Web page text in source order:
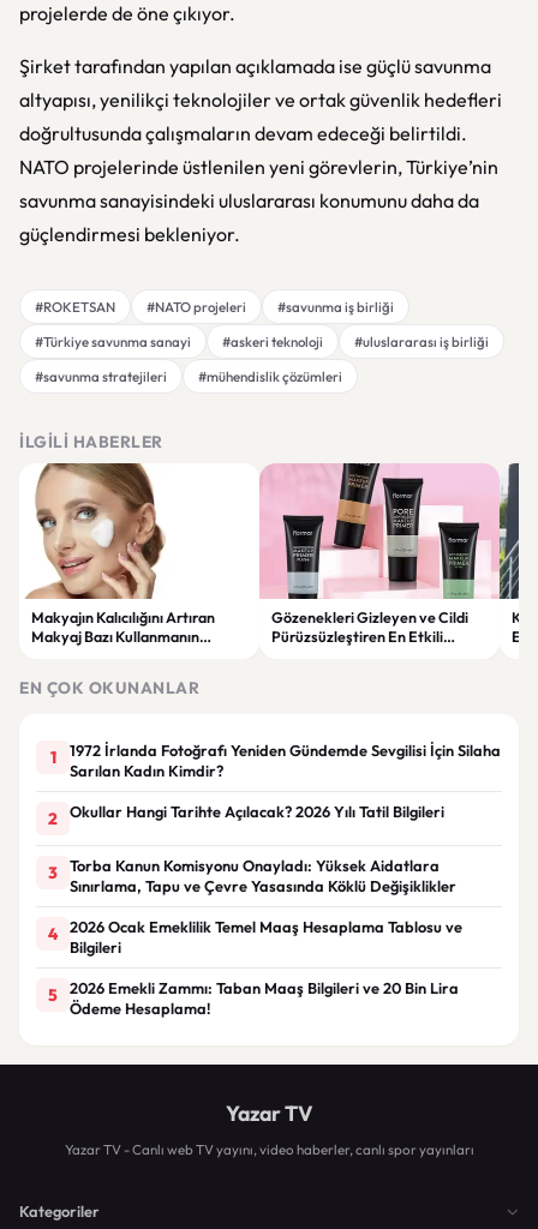
projelerde de öne çıkıyor.
Şirket tarafından yapılan açıklamada ise güçlü savunma
altyapısı, yenilikçi teknolojiler ve ortak güvenlik hedefleri
doğrultusunda çalışmaların devam edeceği belirtildi.
NATO projelerinde üstlenilen yeni görevlerin, Türkiye’nin
savunma sanayisindeki uluslararası konumunu daha da
güçlendirmesi bekleniyor.
#ROKETSAN #NATO projeleri
#savunma iş birliği
#Türkiye savunma sanayi
#askeri teknoloji
#uluslararası iş birliği
#savunma stratejileri
#mühendislik çözümleri
İLGILI HABERLER
Makyajın Kalıcılığını Artıran
Makyaj Bazı Kullanmanın
Gözenekleri Gizleyen ve Cildi
Pürüzsüzleştiren En Etkili
EN ÇOK OKUNANLAR
1
1972 İrlanda Fotoğrafı Yeniden Gündemde Sevgilisi İçin Silaha
Sarılan Kadın Kimdir?
2 Okullar Hangi Tarihte Açılacak? 2026 Yılı Tatil Bilgileri
3
Torba Kanun Komisyonu Onayladı: Yüksek Aidatlara
Sınırlama, Tapu ve Çevre Yasasında Köklü Değişiklikler
4
2026 Ocak Emeklilik Temel Maaş Hesaplama Tablosu ve
Bilgileri
5
2026 Emekli Zammı: Taban Maaş Bilgileri ve 20 Bin Lira
Ödeme Hesaplama!
Yazar TV
Yazar TV - Canlı web TV yayını, video haberler, canlı spor yayınları
Kategoriler